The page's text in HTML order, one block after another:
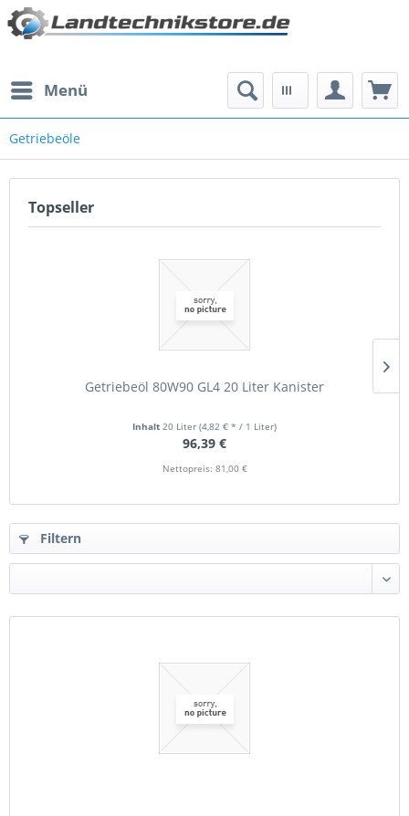
Menü
Getriebeöle
Topseller
Getriebeöl 80W90 GL4 20 Liter Kanister
Inhalt 20 Liter (4,82 € * / 1 Liter)
96,39 €
Nettopreis: 81,00 €
Filtern